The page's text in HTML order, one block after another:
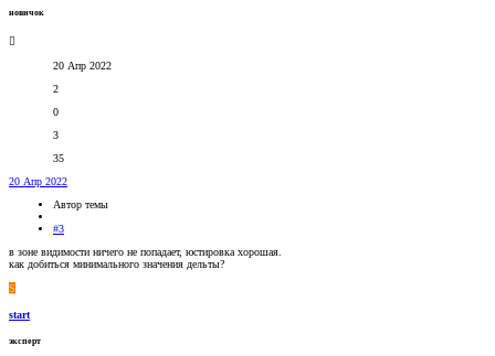
новичок
20 Апр 2022
2
0
3
35
20 Апр 2022
Автор темы
#3
в зоне видимости ничего не попадает, юстировка хорошая.
как добиться минимального значения дельты?
S
start
эксперт